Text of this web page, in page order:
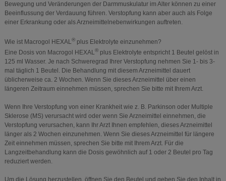
Bewegung und Veränderungen der Darmmuskulatur im Alter können zu einer
Beeinflussung der Verdauung führen. Verstopfung kann aber auch als Folge
einer Erkrankung oder als Arzneimittelnebenwirkungen auftreten.
Wie ist Macrogol HEXAL®plus Elektrolyte einzunehmen?
Eine Dosis von Macrogol HEXAL®plus Elektrolyte entspricht 1 Beutel gelöst in
125 ml Wasser. Je nach Schweregrad Ihrer Verstopfung nehmen Sie 1- bis 3-
mal täglich 1 Beutel. Die Behandlung mit diesem Arzneimittel dauert
üblicherweise ca. 2 Wochen. Wenn Sie dieses Arzneimittel über einen
längeren Zeitraum einnehmen müssen, sprechen Sie bitte mit Ihrem Arzt.
Wenn Ihre Verstopfung von einer Krankheit wie z. B. Parkinson oder Multiple
Sklerose (MS) verursacht wird oder wenn Sie Arzneimittel einnehmen, die
Verstopfung verursachen, kann Ihr Arzt Ihnen empfehlen, dieses Arzneimittel
länger als 2 Wochen einzunehmen. Wenn Sie dieses Arzneimittel für längere
Zeit einnehmen müssen, sprechen Sie bitte mit Ihrem Arzt. Für die
Langzeitbehandlung kann die Dosis gewöhnlich auf 1 oder 2 Beutel pro Tag
reduziert werden.